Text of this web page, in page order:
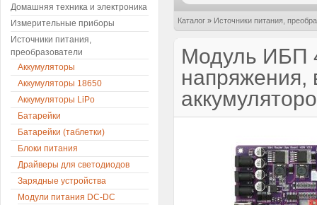
Каталог » Источники питания,
Модуль ИБП
напряжения,
Домашняя техника и электроника
Измерительные приборы
Источники питания,
преобразователи
Аккумуляторы
Аккумуляторы 18650
Аккумуляторы LiPo
Батарейки
Батарейки (таблетки)
Блоки питания
Драйверы для светодиодов
Зарядные устройства
Модули питания DC-DC